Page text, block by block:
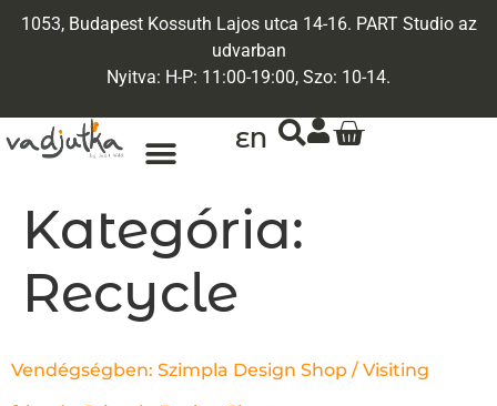
1053, Budapest Kossuth Lajos utca 14-16. PART Studio az
udvarban
Nyitva: H-P: 11:00-19:00, Szo: 10-14.
EN
Kategória:
Recycle
Vendégségben: Szimpla Design Shop / Visiting